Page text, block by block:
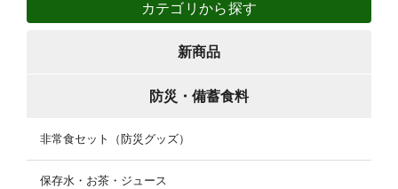
カテゴリから探す
新商品
防災・備蓄食料
非常食セット（防災グッズ）
保存水・お茶・ジュース